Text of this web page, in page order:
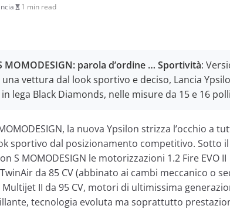
1 min read
MOMODESIGN: parola d’ordine … Sportività:
vettura dal look sportivo e deciso, Lancia
lega Black Diamonds, nelle misure da 15 e 16
la nuova Ypsilon strizza l’occhio a
sportivo dal posizionamento competitivo. Sotto
S MOMODESIGN le motorizzazioni 1.2 Fire EVO II
TwinAir da 85 CV (abbinato ai cambi meccanico o
II da 95 CV, motori di ultimissima
tecnologia evoluta ma soprattutto